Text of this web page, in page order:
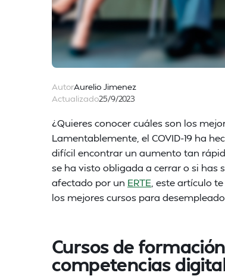
AutorAurelio Jimenez
Actualizado25/9/2023
¿Quieres conocer cuáles son los
Lamentablemente, el COVID-19 ha
difícil encontrar un aumento tan
se ha visto obligada a cerrar o si has
afectado por un ERTE , este artículo
los mejores cursos para
Cursos de
competencias